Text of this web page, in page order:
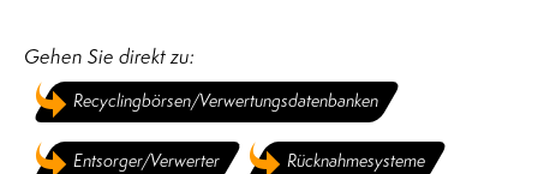
Gehen Sie direkt zu:
Recyclingbörsen/Verwertungsdatenbanken
Entsorger/Verwerter Rücknahmesysteme